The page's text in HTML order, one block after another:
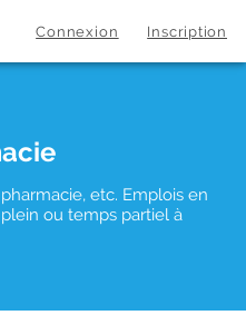
Connexion Inscription
etc. Emplois en
ou temps partiel à